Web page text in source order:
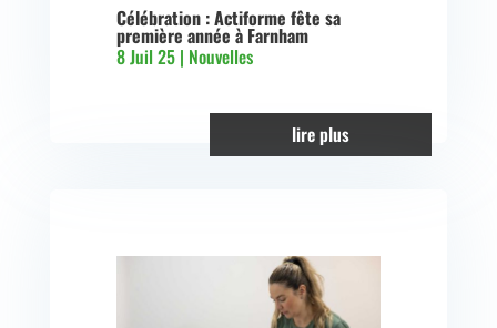
Célébration : Actiforme fête sa
première année à Farnham
8 Juil 25| Nouvelles
lire plus